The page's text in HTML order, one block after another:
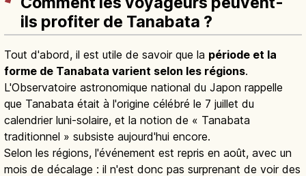
ils profiter de Tanabata ?
Tout d'abord, il est utile de savoir que la période et la
forme de Tanabata varient selon les régions.
L'Observatoire astronomique national du Japon rappelle
que Tanabata était à l'origine célébré le 7 juillet du
calendrier luni-solaire, et la notion de « Tanabata
traditionnel » subsiste aujourd'hui encore.
Selon les régions, l'événement est repris en août, avec un
mois de décalage : il n'est donc pas surprenant de voir des